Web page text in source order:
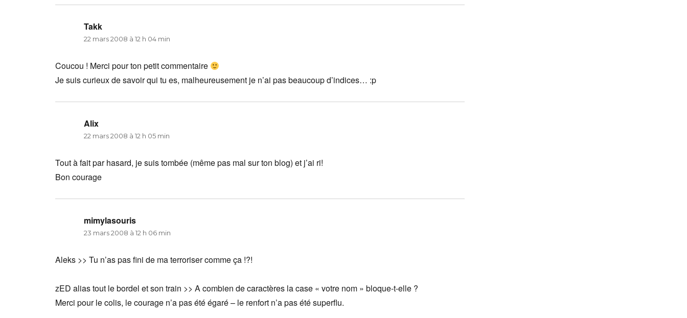
Takk
22 mars 2008 à 12 h 04 min
Coucou ! Merci pour ton petit commentaire
Je suis curieux de savoir qui tu es, malheureusement je n’ai pas beaucoup d’indices… :p
Alix
22 mars 2008 à 12 h 05 min
Tout à fait par hasard, je suis tombée (même pas mal sur ton blog) et j’ai ri!
Bon courage
mimylasouris
23 mars 2008 à 12 h 06 min
Aleks >> Tu n’as pas fini de ma terroriser comme ça !?!
zED alias tout le bordel et son train >> A combien de caractères la case « votre nom » bloque-t-elle ?
Merci pour le colis, le courage n’a pas été égaré – le renfort n’a pas été superflu.